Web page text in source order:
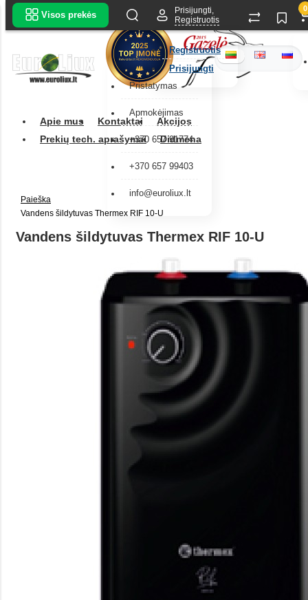
Pristatymas
Apmokėjimas
+370 657 91774
+370 657 99403
info@euroliux.lt
Apie mus Kontaktai
Akcijos
Prekių tech. aprašymai
Didmena
Visos prekės
Prisijungti,
Registruotis
Registruotis
Prisijungti
0
Paieška
Vandens šildytuvas Thermex RIF 10-U
Vandens šildytuvas Thermex RIF 10-U